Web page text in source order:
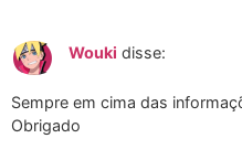
Wouki disse:
Sempre em cima das
Obrigado